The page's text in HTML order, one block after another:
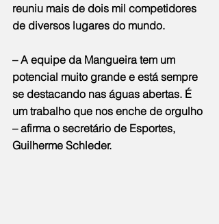
reuniu mais de dois mil competidores
de diversos lugares do mundo.
– A equipe da Mangueira tem um
potencial muito grande e está sempre
se destacando nas águas abertas. É
um trabalho que nos enche de orgulho
– afirma o secretário de Esportes,
Guilherme Schleder.